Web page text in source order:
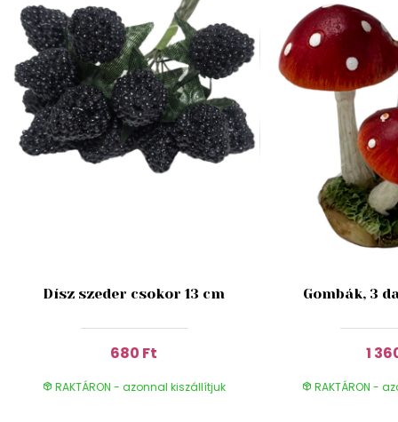
Dísz szeder csokor 13 cm
680 Ft
RAKTÁRON - azonnal kiszállítjuk
Gombák, 3
1
RAKTÁRON -